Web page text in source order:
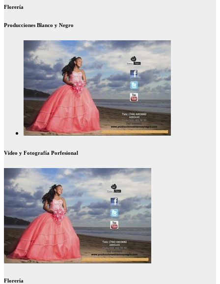
Florería
Producciones Blanco y Negro
Video y Fotografía Porfesional
Florería